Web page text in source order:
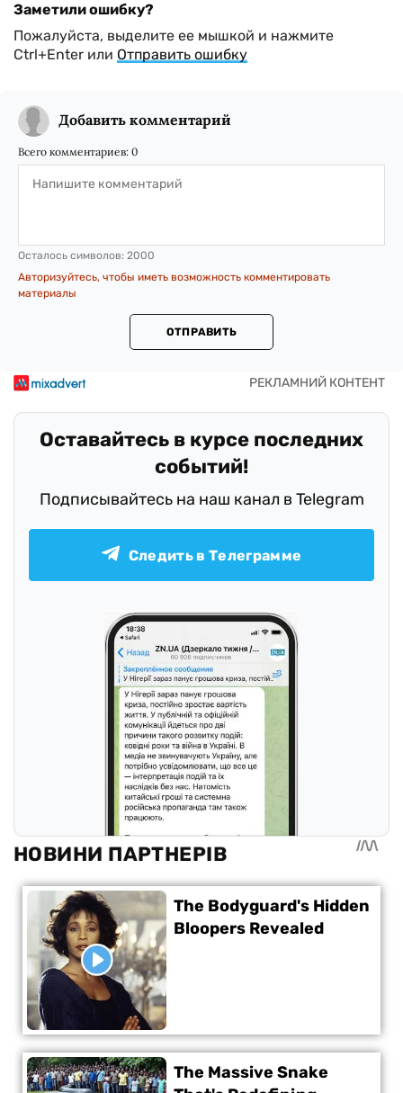
Заметили ошибку?
Пожалуйста, выделите ее мышкой и нажмите
Ctrl+Enter или Отправить ошибку
Добавить комментарий
Всего комментариев: 0
Осталось символов: 2000
Авторизуйтесь, чтобы иметь возможность комментировать
материалы
ОТПРАВИТЬ
Оставайтесь в курсе последних
событий!
Подписывайтесь на наш канал в Telegram
Следить в Телеграмме